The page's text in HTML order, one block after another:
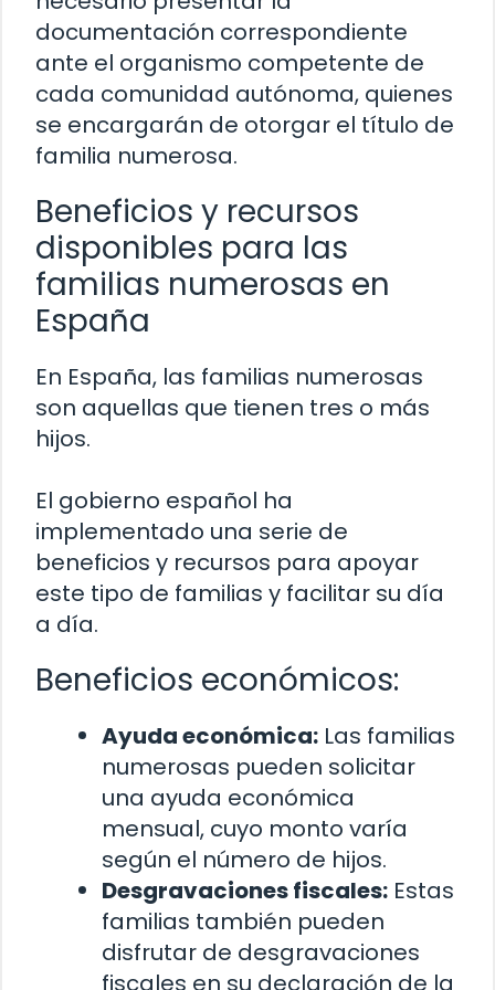
documentación correspondiente
ante el organismo competente de
cada comunidad autónoma, quienes
se encargarán de otorgar el título de
familia numerosa.
Beneficios y recursos
disponibles para las
familias numerosas en
España
En España, las familias numerosas
son aquellas que tienen tres o más
hijos.
El gobierno español ha
implementado una serie de
beneficios y recursos para apoyar
este tipo de familias y facilitar su día
a día.
Beneficios económicos:
Ayuda económica: Las familias
numerosas pueden solicitar
una ayuda económica
mensual, cuyo monto varía
según el número de hijos.
Desgravaciones fiscales: Estas
familias también pueden
disfrutar de desgravaciones
fiscales en su declaración de la